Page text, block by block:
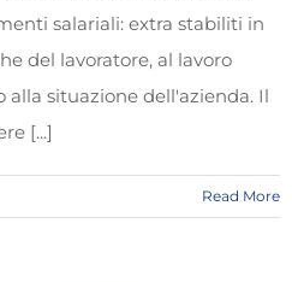
salariali: extra stabiliti in
del lavoratore, al lavoro
situazione dell'azienda. Il
[...]
Read More